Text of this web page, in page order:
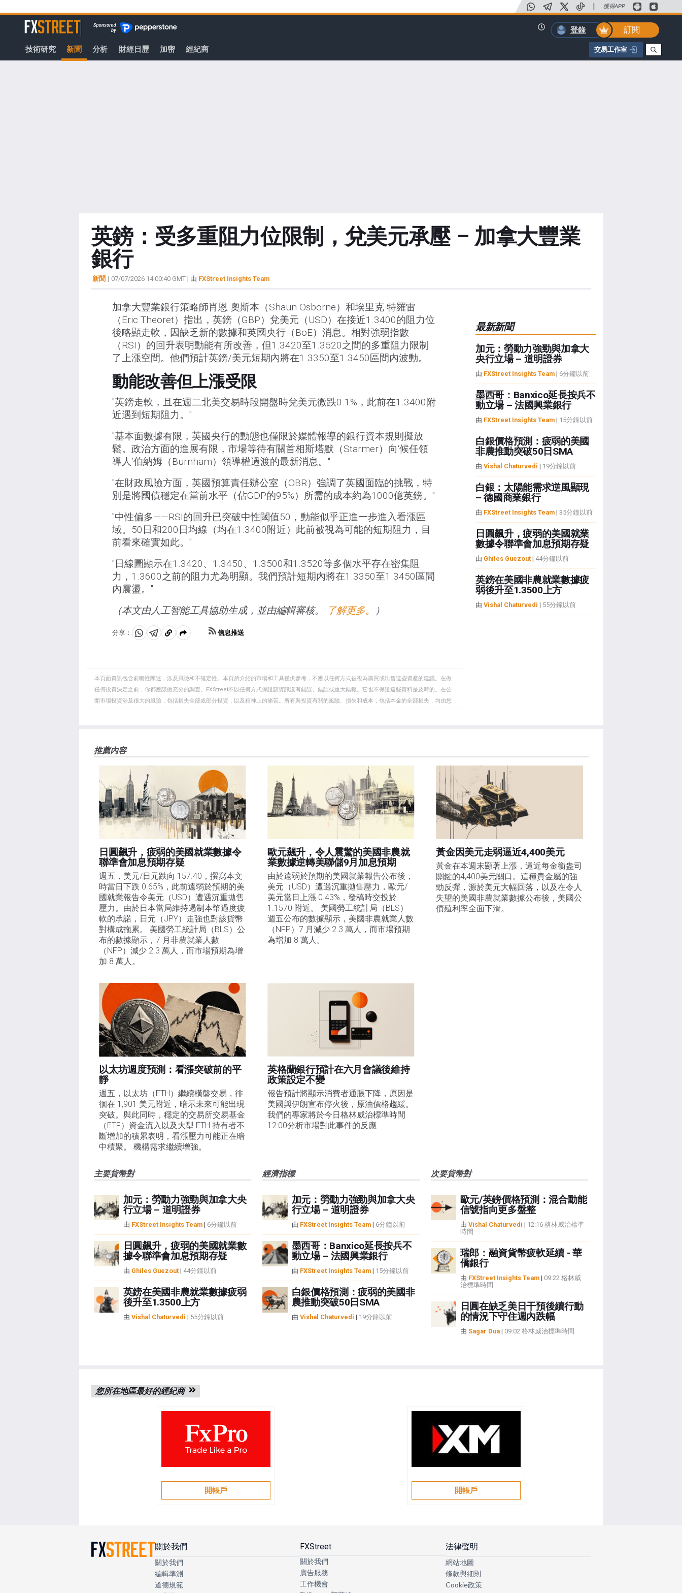
至
容
| 獲得APP
FXStreet
登錄
訂閱
技術研究 新聞 分析 財經日歷 加密 經紀商 交易工作室
英鎊：受多重阻力位限制，兌美元承壓 – 加拿大豐業
銀行
新聞 | 07/07/2026 14:00:40 GMT| 由 FXStreet Insights Team
加拿大豐業銀行策略師肖恩·奧斯本（Shaun Osborne）和埃里克·特羅雷
（Eric Theoret）指出，英鎊（GBP）兌美元（USD）在接近1.3400的阻力位
後略顯走軟，因缺乏新的數據和英國央行（BoE）消息。相對強弱指數
（RSI）的回升表明動能有所改善，但1.3420至1.3520之間的多重阻力限制
了上漲空間。他們預計英鎊/美元短期內將在1.3350至1.3450區間內波動。
動能改善但上漲受限
"英鎊走軟，且在週二北美交易時段開盤時兌美元微跌0.1%，此前在1.3400附
近遇到短期阻力。"
"基本面數據有限，英國央行的動態也僅限於媒體報導的銀行資本規則擬放
鬆。政治方面的進展有限，市場等待有關首相斯塔默（Starmer）向‘候任領
導人’伯納姆（Burnham）領導權過渡的最新消息。"
"在財政風險方面，英國預算責任辦公室（OBR）強調了英國面臨的挑戰，特
別是將國債穩定在當前水平（佔GDP的95%）所需的成本約為1000億英鎊。"
"中性偏多——RSI的回升已突破中性閾值50，動能似乎正進一步進入看漲區
域。50日和200日均線（均在1.3400附近）此前被視為可能的短期阻力，目
前看來確實如此。"
"日線圖顯示在1.3420、1.3450、1.3500和1.3520等多個水平存在密集阻
力，1.3600之前的阻力尤為明顯。我們預計短期內將在1.3350至1.3450區間
內震盪。"
（本文由人工智能工具協助生成，並由編輯審核。
了解更多。 ）
分享：
分
WhatsApp
分
Telegram
複
剪
貼
板
信息推送
本頁面資訊包含前瞻性陳述，涉及風險和不確定性。本頁所介紹的市場和工具僅供參考，不應以任何方式被視為購買或出售這些資產的建議。在做
任何投資決定之前，你都應該做充分的調查。FXStreet不以任何方式保證該資訊沒有錯誤、錯誤或重大錯報。它也不保證這些資料是及時的。在公
開市場投資涉及很大的風險，包括損失全部或部分投資，以及精神上的痛苦。所有與投資有關的風險、損失和成本，包括本金的全部損失，均由您
FXStreet和作者不提供個性化的建議。作者對該資訊的準確性、完整性或適用性不作任何陳述。FXStreet和作者將不承擔任何錯誤，遺漏或任何損
失，傷害或損害由此資訊及其顯示或使用引起的。錯誤和遺漏除外。本文作者和FXStreet並非註冊投資顧問，本文內容無意提供任何投資建議。
最新新聞
加元：勞動力強勁與加拿大
央行立場 – 道明證券
由 FXStreet Insights Team| 6分鐘以前
墨西哥：Banxico延長按兵不
動立場 – 法國興業銀行
由 FXStreet Insights Team| 15分鐘以前
白銀價格預測：疲弱的美國
非農推動突破50日SMA
由 Vishal Chaturvedi | 19分鐘以前
白銀：太陽能需求逆風顯現
– 德國商業銀行
由 FXStreet Insights Team| 35分鐘以前
日圓飆升，疲弱的美國就業
數據令聯準會加息預期存疑
由 Ghiles Guezout| 44分鐘以前
英鎊在美國非農就業數據疲
弱後升至1.3500上方
由 Vishal Chaturvedi | 55分鐘以前
推薦內容
日圓飆升，疲弱的美國就業數據令
聯準會加息預期存疑
週五，美元/日元跌向 157.40，撰寫本文
時當日下跌 0.65%，此前遠弱於預期的美
國就業報告令美元（USD）遭遇沉重拋售
壓力。由於日本當局維持遏制本幣過度疲
軟的承諾，日元（JPY）走強也對該貨幣
對構成拖累。 美國勞工統計局（BLS）公
布的數據顯示，7 月非農就業人數
（NFP）減少 2.3 萬人，而市場預期為增
加 8 萬人。
歐元飆升，令人震驚的美國非農就
業數據逆轉美聯儲9月加息預期
由於遠弱於預期的美國就業報告公布後，
美元（USD）遭遇沉重拋售壓力，歐元/
美元當日上漲 0.43%，發稿時交投於
1.1570 附近。 美國勞工統計局（BLS）
週五公布的數據顯示，美國非農就業人數
（NFP）7 月減少 2.3 萬人，而市場預期
為增加 8 萬人。
黃金因美元走弱逼近4,400美元
黃金在本週末顯著上漲，逼近每金衡盎司
關鍵的4,400美元關口。這種貴金屬的強
勁反彈，源於美元大幅回落，以及在令人
失望的美國非農就業數據公布後，美國公
債殖利率全面下滑。
以太坊週度預測：看漲突破前的平
靜
週五，以太坊（ETH）繼續橫盤交易，徘
徊在 1,901 美元附近，暗示未來可能出現
突破。與此同時，穩定的交易所交易基金
（ETF）資金流入以及大型 ETH 持有者不
斷增加的積累表明，看漲壓力可能正在暗
中積聚。 機構需求繼續增強。
英格蘭銀行預計在六月會議後維持
政策設定不變
報告預計將顯示消費者通脹下降，原因是
美國與伊朗宣布停火後，原油價格趨緩。
我們的專家將於今日格林威治標準時間
12:00分析市場對此事件的反應
主要貨幣對
加元：勞動力強勁與加拿大央
行立場 – 道明證券
由 FXStreet Insights Team| 6分鐘以前
日圓飆升，疲弱的美國就業數
據令聯準會加息預期存疑
由 Ghiles Guezout| 44分鐘以前
英鎊在美國非農就業數據疲弱
後升至1.3500上方
由 Vishal Chaturvedi | 55分鐘以前
經濟指標
加元：勞動力強勁與加拿大央
行立場 – 道明證券
由 FXStreet Insights Team| 6分鐘以前
墨西哥：Banxico延長按兵不
動立場 – 法國興業銀行
由 FXStreet Insights Team| 15分鐘以前
白銀價格預測：疲弱的美國非
農推動突破50日SMA
由 Vishal Chaturvedi | 19分鐘以前
次要貨幣對
歐元/英鎊價格預測：混合動能
信號指向更多盤整
由 Vishal Chaturvedi | 12:16 格林威治標準
時間
瑞郎：融資貨幣疲軟延續 - 華
僑銀行
由 FXStreet Insights Team| 09:22 格林威
治標準時間
日圓在缺乏美日干預後續行動
的情況下守住週內跌幅
由 Sagar Dua| 09:02 格林威治標準時間
您所在地區最好的經紀商
開帳戶 開帳戶
關於我們
關於我們
編輯準測
道德規範
FXStreet
關於我們
廣告服務
工作機會
法律聲明
網站地圖
條款與細則
Cookie政策